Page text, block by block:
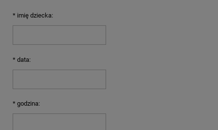
* imię dziecka:
* data:
* godzina: